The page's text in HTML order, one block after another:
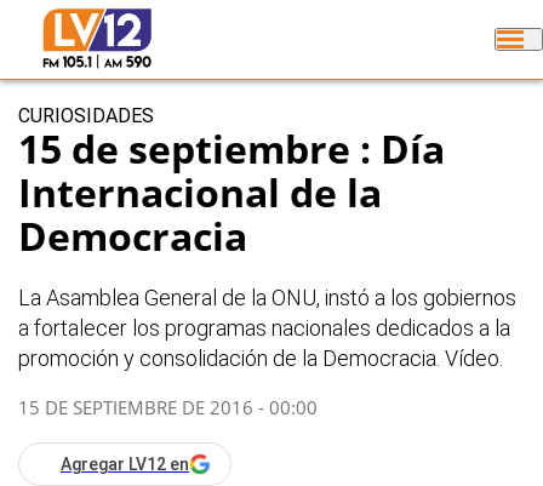
CURIOSIDADES
15 de septiembre : Día
Internacional de la
Democracia
La Asamblea General de la ONU, instó a los gobiernos
a fortalecer los programas nacionales dedicados a la
promoción y consolidación de la Democracia. Vídeo.
15 DE SEPTIEMBRE DE 2016 - 00:00
Agregar LV12 en